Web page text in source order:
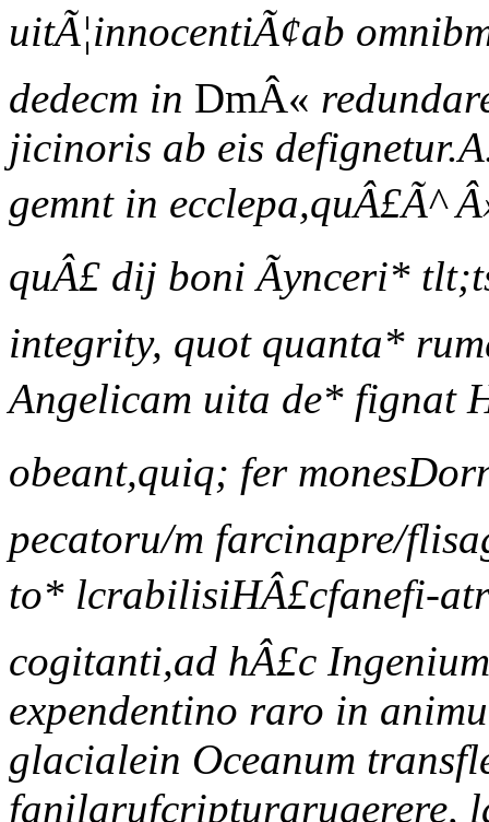
uitÃ¦innocentiÃ¢ab
dedecm in DmÂ«
jicinoris ab eis
gemnt in ecclepa,quÂ£Ã^
quÂ£ dij boni Ãynceri*
integrity, quot quanta*
Angelicam uita de* fignat
obeant,quiq; fer
pecatoru/m farcinapre/
to* lcrabilisiHÂ£cfanefi-
cogitanti,ad hÂ£c
expendentino raro in
glacialein Oceanum
fanilarufcripturarugerere,